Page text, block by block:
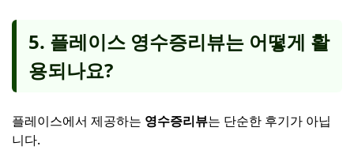
5. 플레이스 영수증리뷰는 어떻게 활
용되나요?
플레이스에서 제공하는 영수증리뷰는 단순한 후기가 아닙
니다.